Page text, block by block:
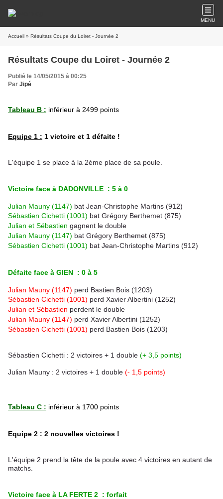
MENU
Accueil » Résultats Coupe du Loiret - Journée 2
Résultats Coupe du Loiret - Journée 2
Publié le 14/05/2015 à 00:25
Par Jipé
Tableau B : inférieur à 2499 points
Equipe 1 : 1 victoire et 1 défaite !
L'équipe 1 se place à la 2ème place de sa poule.
Victoire face à DADONVILLE : 5 à 0
Julian Mauny (1147) bat Jean-Christophe Martins (912)
Sébastien Cichetti (1001) bat Grégory Berthemet (875)
Julian et Sébastien gagnent le double
Julian Mauny (1147) bat Grégory Berthemet (875)
Sébastien Cichetti (1001) bat Jean-Christophe Martins (912)
Défaite face à GIEN : 0 à 5
Julian Mauny (1147) perd Bastien Bois (1203)
Sébastien Cichetti (1001) perd Xavier Albertini (1252)
Julian et Sébastien perdent le double
Julian Mauny (1147) perd Xavier Albertini (1252)
Sébastien Cichetti (1001) perd Bastien Bois (1203)
Sébastien Cichetti : 2 victoires + 1 double (+ 3,5 points)
Julian Mauny : 2 victoires + 1 double (- 1,5 points)
Tableau C : inférieur à 1700 points
Equipe 2 : 2 nouvelles victoires !
L'équipe 2 prend la tête de la poule avec 4 victoires en autant de
matchs.
Victoire face à LA FERTE 2 : forfait